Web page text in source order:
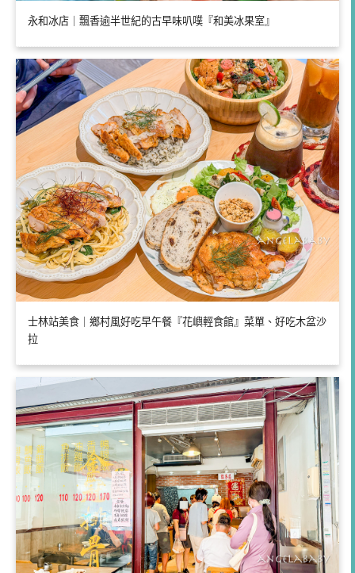
永和冰店｜飄香逾半世紀的古早味叭噗『和美冰果室』
士林站美食｜鄉村風好吃早午餐『花嶼輕食館』菜單、好吃木盆沙
拉